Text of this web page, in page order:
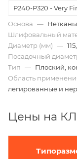
P240-P320 - Very
Основа —
Шлифовальный
Диаметр (мм) —
Посадочный
Тип — Плоский,
Область
легированные и
Цены на